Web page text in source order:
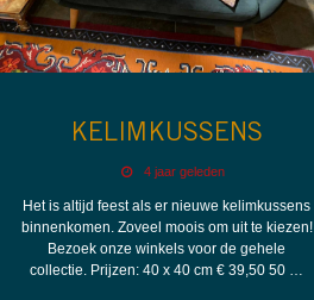
KELIMKUSSENS
4 jaar geleden
Het is altijd feest als er nieuwe kelimkussens
binnenkomen. Zoveel moois om uit te kiezen!
Bezoek onze winkels voor de gehele
collectie. Prijzen: 40 x 40 cm € 39,50 50 …